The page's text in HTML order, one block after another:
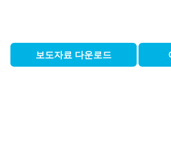
보도자료 다운로드